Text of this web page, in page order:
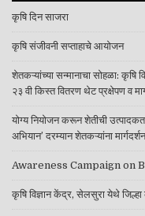
कृषि दिन साजरा
कृषि संजीवनी सप्ताहाचे आयोजन
शेतकऱ्यांच्या सन्मानाचा सोहळा: कृषि
२३ वी किस्त वितरण थेट प्रक्षेपण व
योग्य नियोजन करून शेतीची
अभियान’ दरम्यान शेतकऱ्यांना मार्गदर्शन
Awareness Campaign on
कृषि विज्ञान केंद्र, सेलसुरा येथे जिल्हा